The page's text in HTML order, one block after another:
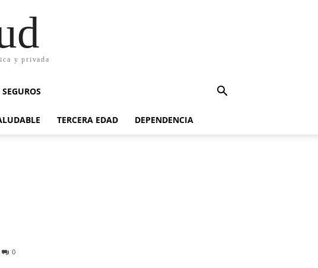
y privada
SEGUROS
TERCERA EDAD DEPENDENCIA
0